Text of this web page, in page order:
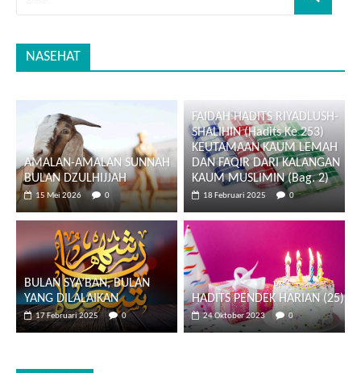
NASEHAT
AMALAN-AMALAN SUNNAH
BULAN DZULHIJJAH
15 Mei 2026 0
FAIDAH HADITS RIYADLUSH-
SHALIHIN (Hadits Ke 253)
KEUTAMAAN KAUM LEMAH
DAN FAQIR DARI KALANGAN
KAUM MUSLIMIN (Bag. 2)
18 Februari 2025 0
BULAN SYA’BAN, BULAN
YANG DILALAIKAN
17 Februari 2025 0
HADITS PENDEK HARIAN (25)
24 Oktober 2023 0